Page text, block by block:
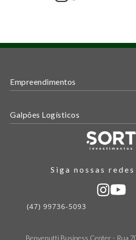
Empreendimentos
Galpões Logísticos
Siga nossas
(47) 99736-5093
Benvenutti Business Center - Rua